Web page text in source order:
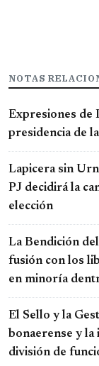
NOTAS
Expresiones de
presidencia de
Lapicera sin
PJ decidirá la
elección
La Bendición
fusión con los
en minoría
El Sello y la
bonaerense y
división de